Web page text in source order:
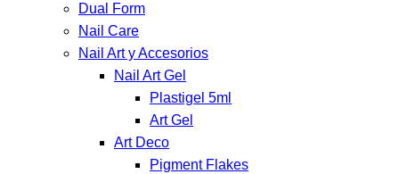
Dual Form
Nail Care
Nail Art y Accesorios
Nail Art Gel
Plastigel 5ml
Art Gel
Art Deco
Pigment Flakes